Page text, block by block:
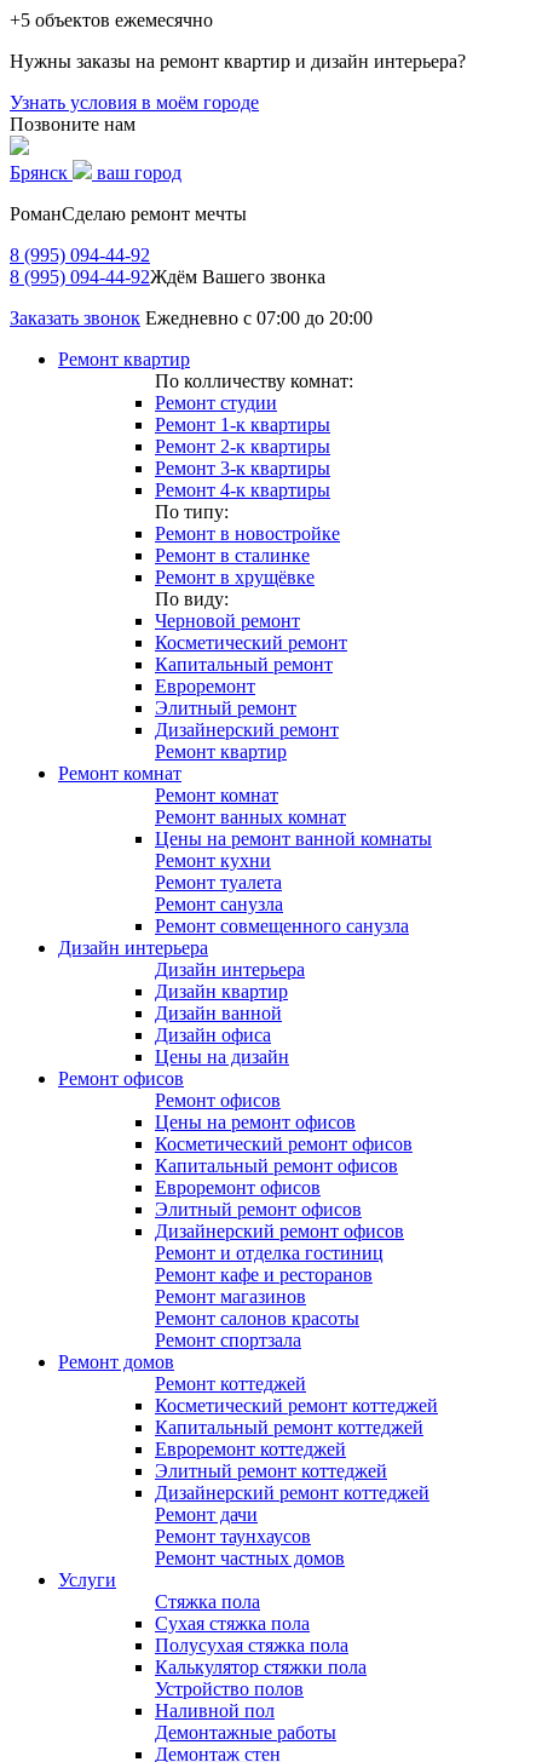
+5 объектов ежемесячно
Нужны заказы на ремонт квартир и дизайн интерьера?
Узнать условия в моём городе
Позвоните нам
Брянск
ваш город
РоманСделаю ремонт мечты
8 (995) 094-44-92
8 (995) 094-44-92Ждём Вашего звонка
Заказать звонок Ежедневно с 07:00 до 20:00
Ремонт квартир
По колличеству комнат:
Ремонт студии
Ремонт 1-к квартиры
Ремонт 2-к квартиры
Ремонт 3-к квартиры
Ремонт 4-к квартиры
По типу:
Ремонт в новостройке
Ремонт в сталинке
Ремонт в хрущёвке
По виду:
Черновой ремонт
Косметический ремонт
Капитальный ремонт
Евроремонт
Элитный ремонт
Дизайнерский ремонт
Ремонт квартир
Ремонт комнат
Ремонт комнат
Ремонт ванных комнат
Цены на ремонт ванной комнаты
Ремонт кухни
Ремонт туалета
Ремонт санузла
Ремонт совмещенного санузла
Дизайн интерьера
Дизайн интерьера
Дизайн квартир
Дизайн ванной
Дизайн офиса
Цены на дизайн
Ремонт офисов
Ремонт офисов
Цены на ремонт офисов
Косметический ремонт офисов
Капитальный ремонт офисов
Евроремонт офисов
Элитный ремонт офисов
Дизайнерский ремонт офисов
Ремонт и отделка гостиниц
Ремонт кафе и ресторанов
Ремонт магазинов
Ремонт салонов красоты
Ремонт спортзала
Ремонт домов
Ремонт коттеджей
Косметический ремонт коттеджей
Капитальный ремонт коттеджей
Евроремонт коттеджей
Элитный ремонт коттеджей
Дизайнерский ремонт коттеджей
Ремонт дачи
Ремонт таунхаусов
Ремонт частных домов
Услуги
Стяжка пола
Сухая стяжка пола
Полусухая стяжка пола
Калькулятор стяжки пола
Устройство полов
Наливной пол
Демонтажные работы
Демонтаж стен